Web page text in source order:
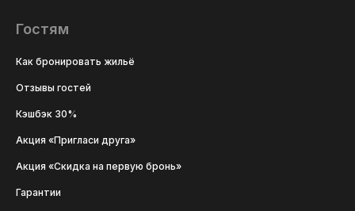
Гостям
Как бронировать жильё
Отзывы гостей
Кэшбэк 30%
Акция «Пригласи друга»
Акция «Скидка на первую бронь»
Гарантии